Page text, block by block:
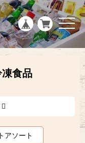
t
o
g
g
g
食品
アソート
g
l
e
n
a
v
i
n